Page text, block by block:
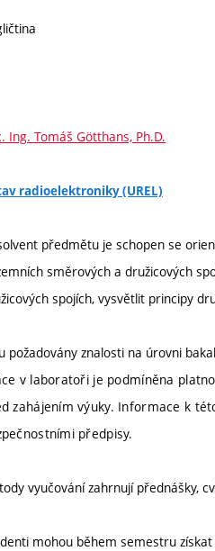
Ing. Tomáš Götthans, Ph.D.
radioelektroniky (UREL)
předmětu je schopen se
směrových a družicových
spojích, vysvětlit principy
požadovány znalosti na úrovni
v laboratoři je podmíněna
zahájením výuky. Informace k
předpisy.
vyučování zahrnují přednášky,
mohou během semestru